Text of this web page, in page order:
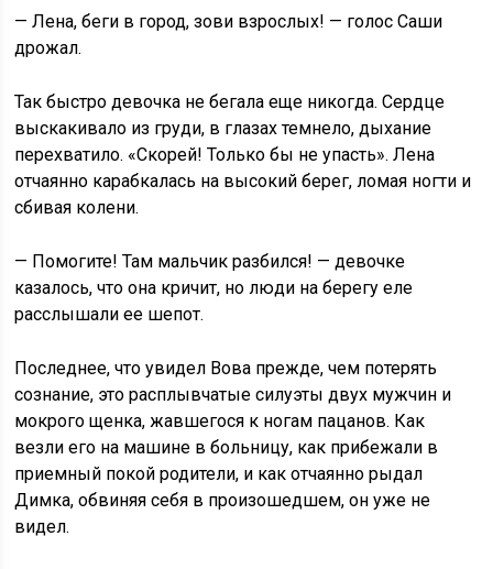
— Лена, беги в город, зови взрослых! — голос Саши
дрожал.
Так быстро девочка не бегала еще никогда. Сердце
выскакивало из груди, в глазах темнело, дыхание
перехватило. «Скорей! Только бы не упасть». Лена
отчаянно карабкалась на высокий берег, ломая ногти и
сбивая колени.
— Помогите! Там мальчик разбился! — девочке
казалось, что она кричит, но люди на берегу еле
расслышали ее шепот.
Последнее, что увидел Вова прежде, чем потерять
сознание, это расплывчатые силуэты двух мужчин и
мокрого щенка, жавшегося к ногам пацанов. Как
везли его на машине в больницу, как прибежали в
приемный покой родители, и как отчаянно рыдал
Димка, обвиняя себя в произошедшем, он уже не
видел.